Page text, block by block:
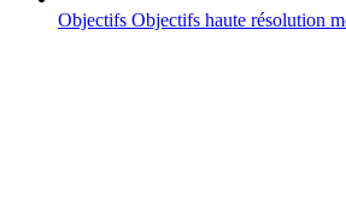
Objectifs Objectifs haute résolution